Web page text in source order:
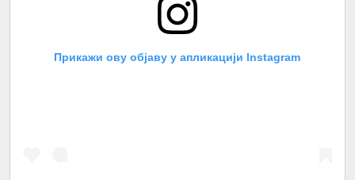
Прикажи ову објаву у апликацији Instagram